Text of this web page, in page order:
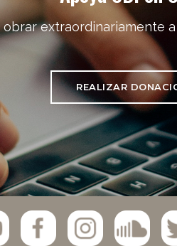
obrar extraordinariamente
REALIZAR